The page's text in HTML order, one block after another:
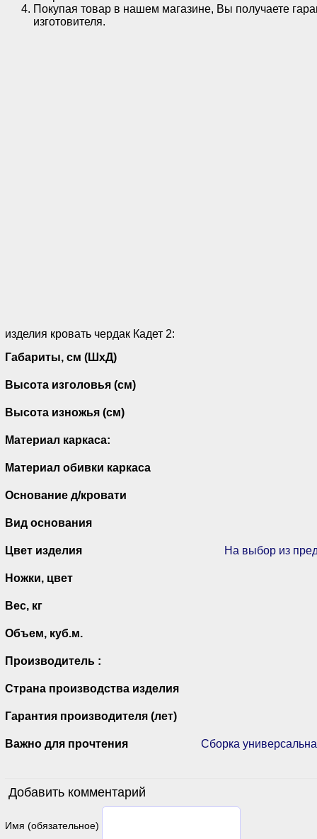
Покупая товар в нашем магазине, Вы получаете
изготовителя.
изделия кровать чердак Кадет 2:
Габариты, см (ШхД)
Высота изголовья (см)
Высота изножья (см)
Материал каркаса:
Материал обивки каркаса
Основание д/кровати
Вид основания
Цвет изделия На выбор из
Ножки, цвет
Вес, кг
Объем, куб.м.
Производитель :
Страна производства изделия
Гарантия производителя (лет)
Важно для прочтения Сборка
Добавить комментарий
Имя (обязательное)